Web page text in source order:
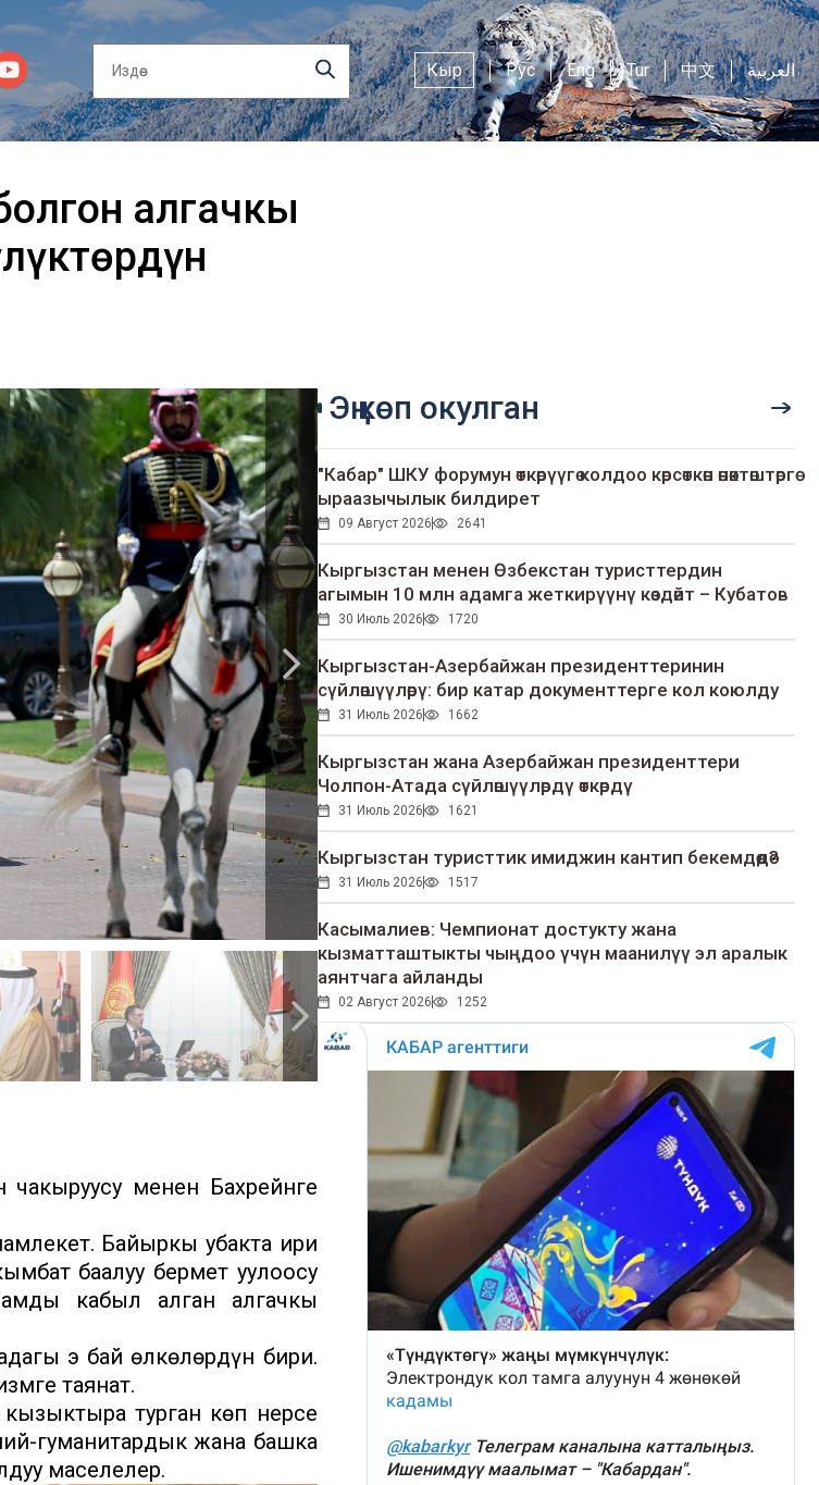
Кыр Рус Eng Tur 中文 العربية
алгачкы
менен Бахрейнге
Байыркы убакта ири
баалуу бермет уулоосу
кабыл алган алгачкы
эң бай өлкөлөрдүн бири.
таянат.
турган көп нерсе
гуманитардык жана башка
маселелер.
Эң көп окулган
"Кабар" ШКУ форумун өткөрүүгө колдоо көрсөткөн өнөктөштөргө
ыраазычылык билдирет
09 Август 2026 2641
Кыргызстан менен Өзбекстан туристтердин
агымын 10 млн адамга жеткирүүнү көздөйт – Кубатов
30 Июль 2026 1720
Кыргызстан-Азербайжан президенттеринин
сүйлөшүүлөрү: бир катар документтерге кол коюлду
31 Июль 2026 1662
Кыргызстан жана Азербайжан президенттери
Чолпон-Атада сүйлөшүүлөрдү өткөрдү
31 Июль 2026 1621
Кыргызстан туристтик имиджин кантип бекемдөөдө?
31 Июль 2026 1517
Касымалиев: Чемпионат достукту жана
кызматташтыкты чыңдоо үчүн маанилүү эл аралык
аянтчага айланды
02 Август 2026 1252